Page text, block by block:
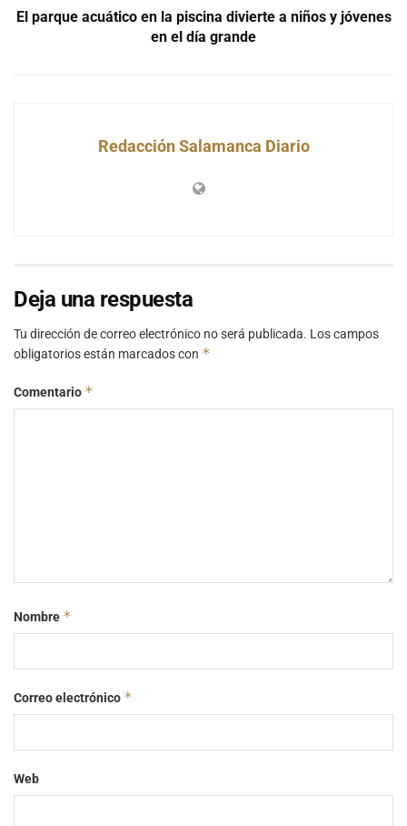
El parque acuático en la piscina divierte a niños y jóvenes
en el día grande
Redacción Salamanca Diario
Deja una respuesta
Tu dirección de correo electrónico no será publicada. Los campos
obligatorios están marcados con *
Comentario *
Nombre *
Correo electrónico *
Web